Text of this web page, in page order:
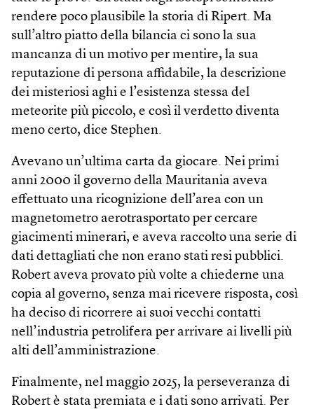
rendere poco plausibile la storia di Ripert. Ma
sull’altro piatto della bilancia ci sono la sua
mancanza di un motivo per mentire, la sua
reputazione di persona affidabile, la descrizione
dei misteriosi aghi e l’esistenza stessa del
meteorite più piccolo, e così il verdetto diventa
meno certo, dice Stephen.
Avevano un’ultima carta da giocare. Nei primi
anni 2000 il governo della Mauritania aveva
effettuato una ricognizione dell’area con un
magnetometro aerotrasportato per cercare
giacimenti minerari, e aveva raccolto una serie di
dati dettagliati che non erano stati resi pubblici.
Robert aveva provato più volte a chiederne una
copia al governo, senza mai ricevere risposta, così
ha deciso di ricorrere ai suoi vecchi contatti
nell’industria petrolifera per arrivare ai livelli più
alti dell’amministrazione.
Finalmente, nel maggio 2025, la perseveranza di
Robert è stata premiata e i dati sono arrivati. Per